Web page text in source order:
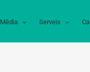
Mèdia Serveis